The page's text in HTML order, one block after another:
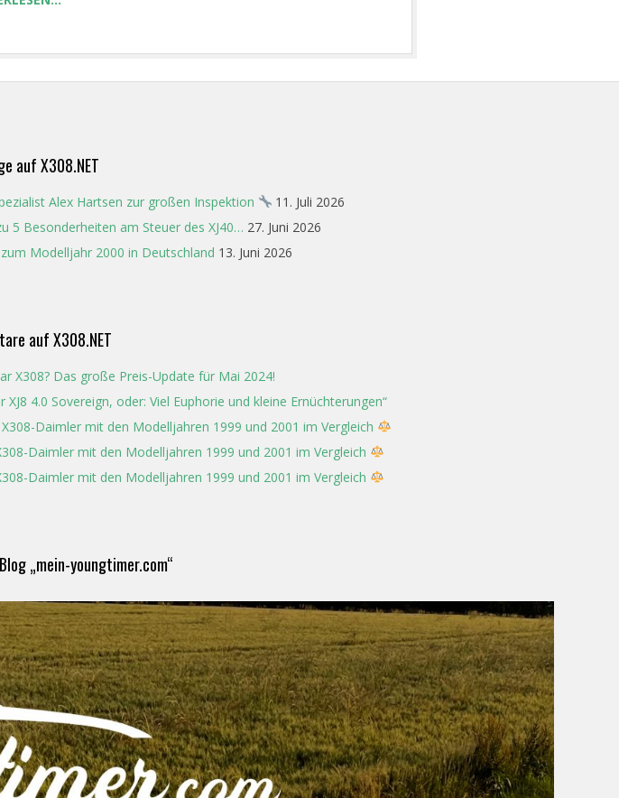
auf X308.NET
Alex Hartsen zur großen Inspektion
11. Juli 2026
5 Besonderheiten am Steuer des XJ40… 27. Juni 2026
Modelljahr 2000 in Deutschland 13. Juni 2026
auf X308.NET
X308? Das große Preis-Update für Mai 2024!
4.0 Sovereign, oder: Viel Euphorie und kleine Ernüchterungen“
Daimler mit den Modelljahren 1999 und 2001 im Vergleich
Daimler mit den Modelljahren 1999 und 2001 im Vergleich
Daimler mit den Modelljahren 1999 und 2001 im Vergleich
„mein-youngtimer.com“